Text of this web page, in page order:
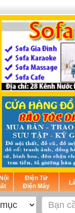
Điện Tử
Điện Máy